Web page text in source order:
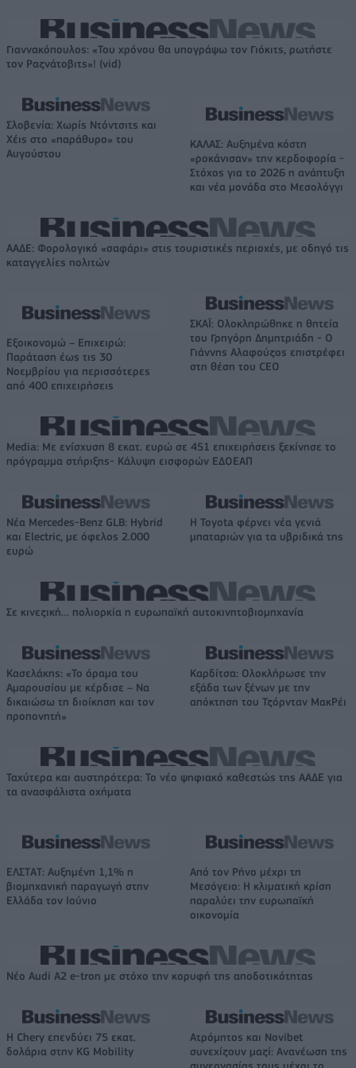
Γιαννακόπουλος: «Του χρόνου θα υπογράψω τον Γιόκιτς, ρωτήστε
τον Ραζνάτοβιτς»! (vid)
Σλοβενία: Χωρίς Ντόντσιτς και
Χέις στο «παράθυρο» του
Αυγούστου
ΚΑΛΑΣ: Αυξημένα κόστη
«ροκάνισαν» την κερδοφορία -
Στόχος για το 2026 η ανάπτυξη
και νέα μονάδα στο Μεσολόγγι
ΑΑΔΕ: Φορολογικό «σαφάρι» στις τουριστικές περιοχές, με οδηγό τις
καταγγελίες πολιτών
Εξοικονομώ – Επιχειρώ:
Παράταση έως τις 30
Νοεμβρίου για περισσότερες
από 400 επιχειρήσεις
ΣΚΑΪ: Ολοκληρώθηκε η θητεία
του Γρηγόρη Δημητριάδη - Ο
Γιάννης Αλαφούζος επιστρέφει
στη θέση του CEO
Media: Με ενίσχυση 8 εκατ. ευρώ σε 451 επιχειρήσεις ξεκίνησε το
πρόγραμμα στήριξης- Κάλυψη εισφορών ΕΔΟΕΑΠ
Νέα Mercedes-Benz GLB: Hybrid
και Electric, με όφελος 2.000
ευρώ
Η Toyota φέρνει νέα γενιά
μπαταριών για τα υβριδικά της
Σε κινεζική… πολιορκία η ευρωπαϊκή αυτοκινητοβιομηχανία
Κασελάκης: «Το όραμα του
Αμαρουσίου με κέρδισε – Να
δικαιώσω τη διοίκηση και τον
προπονητή»
Καρδίτσα: Ολοκλήρωσε την
εξάδα των ξένων με την
απόκτηση του Τζόρνταν ΜακΡέι
Ταχύτερα και αυστηρότερα: Το νέο ψηφιακό καθεστώς της ΑΑΔΕ για
τα ανασφάλιστα οχήματα
ΕΛΣΤΑΤ: Αυξημένη 1,1% η
βιομηχανική παραγωγή στην
Ελλάδα τον Ιούνιο
Από τον Ρήνο μέχρι τη
Μεσόγειο: Η κλιματική κρίση
παραλύει την ευρωπαϊκή
οικονομία
Νέο Audi A2 e-tron με στόχο την κορυφή της αποδοτικότητας
Η Chery επενδύει 75 εκατ.
δολάρια στην KG Mobility
Ατρόμητος και Novibet
συνεχίζουν μαζί: Ανανέωση της